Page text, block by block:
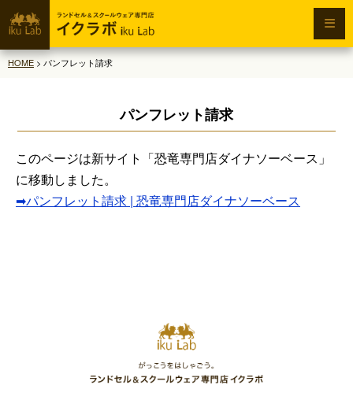
HOME > パンフレット請求
パンフレット請求
このページは新サイト「恐竜専門店ダイナソーベース」
に移動しました。
➡パンフレット請求 | 恐竜専門店ダイナソーベース